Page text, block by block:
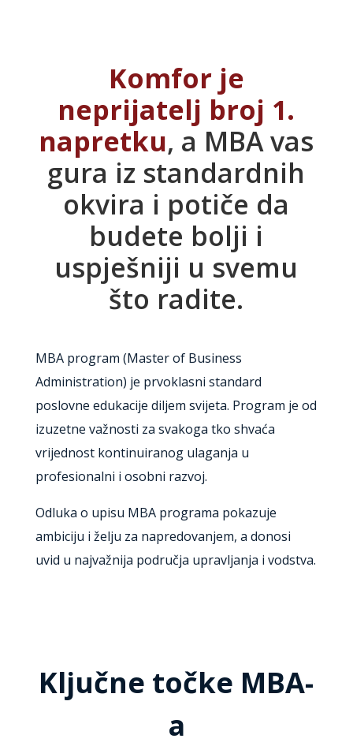
Komfor je
neprijatelj broj 1.
napretku, a MBA vas
gura iz standardnih
okvira i potiče da
budete bolji i
uspješniji u svemu
što radite.
MBA program (Master of Business
Administration) je prvoklasni standard
poslovne edukacije diljem svijeta. Program je od
izuzetne važnosti za svakoga tko shvaća
vrijednost kontinuiranog ulaganja u
profesionalni i osobni razvoj.
Odluka o upisu MBA programa pokazuje
ambiciju i želju za napredovanjem, a donosi
uvid u najvažnija područja upravljanja i vodstva.
Ključne točke MBA-
a